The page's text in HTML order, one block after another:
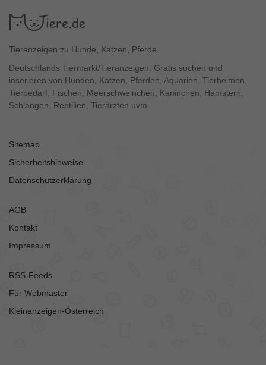
Tieranzeigen zu Hunde, Katzen, Pferde.
Deutschlands Tiermarkt/Tieranzeigen. Gratis suchen und
inserieren von Hunden, Katzen, Pferden, Aquarien, Tierheimen,
Tierbedarf, Fischen, Meerschweinchen, Kaninchen, Hamstern,
Schlangen, Reptilien, Tierärzten uvm.
Sitemap
Sicherheitshinweise
Datenschutzerklärung
AGB
Kontakt
Impressum
RSS-Feeds
Für Webmaster
Kleinanzeigen-Österreich